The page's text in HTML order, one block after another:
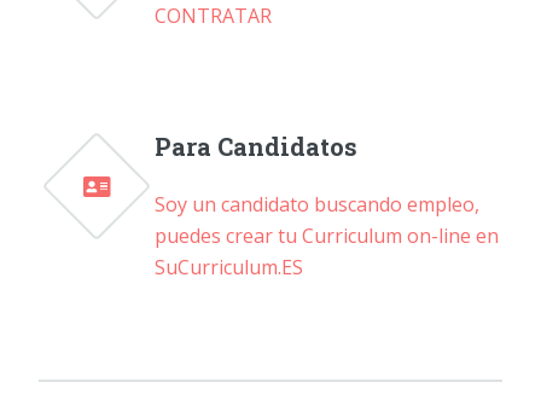
CONTRATAR
Para Candidatos
Soy un candidato buscando empleo,
puedes crear tu Curriculum on-line en
SuCurriculum.ES